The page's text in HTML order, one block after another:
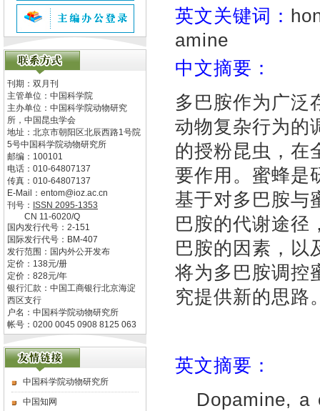
刊期：双月刊
主管单位： 中国科学院
主办单位： 中国科学院动物研究
所，中国昆虫学会
地址： 北京市朝阳区北辰西路1号院
5号中国科学院动物研究所
邮编： 100101
电话： 010-64807137
传真： 010-64807137
E-Mail： entom@ioz.ac.cn
刊号： ISSN 2095-1353
CN 11-6020/Q
国内发行代号： 2-151
国际发行代号： BM-407
发行范围：国内外公开发布
定价： 138元/册
定价： 828元/年
银行汇款：中国工商银行北京海淀
西区支行
户名：中国科学院动物研究所
帐号：0200 0045 0908 8125 063
中国科学院动物研究所
中国知网
英文关键词：
amine
中文摘要：
多巴胺作为广泛
动物复杂行为的
的授粉昆虫，在
要作用。蜜蜂是
基于对多巴胺与
巴胺的代谢途径
巴胺的因素，以
将为多巴胺调控
究提供新的思路
英文摘要：
Dopamine, a